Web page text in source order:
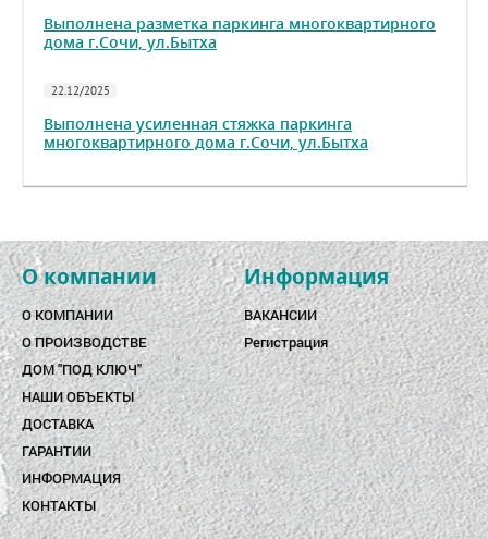
Выполнена разметка паркинга многоквартирного
дома г.Сочи, ул.Бытха
22.12/2025
Выполнена усиленная стяжка паркинга
многоквартирного дома г.Сочи, ул.Бытха
О компании
О КОМПАНИИ
О ПРОИЗВОДСТВЕ
ДОМ "ПОД КЛЮЧ"
НАШИ ОБЪЕКТЫ
ДОСТАВКА
ГАРАНТИИ
ИНФОРМАЦИЯ
КОНТАКТЫ
Информация
ВАКАНСИИ
Регистрация